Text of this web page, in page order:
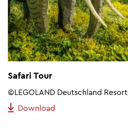
Safari Tour
©LEGOLAND Deutschland Resort
Download